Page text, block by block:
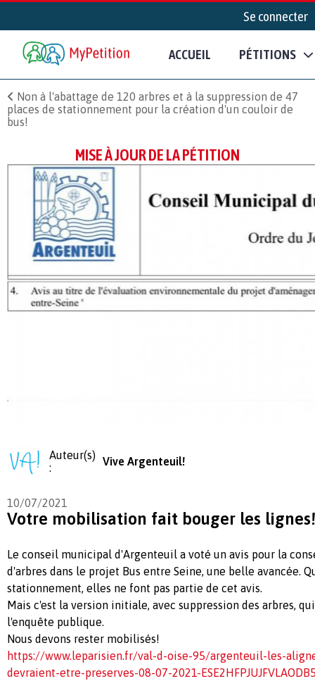
Se connecter
ACCUEIL PÉTITIONS
Non à l'abattage de 120 arbres et à la suppression de 47
places de stationnement pour la création d'un couloir de
bus!
MISE À JOUR DE LA PÉTITION
Auteur(s)
:
Vive Argenteuil!
10/07/2021
Votre mobilisation fait bouger les lignes!
Le conseil municipal d'Argenteuil a voté un avis pour la
d'arbres dans le projet Bus entre Seine, une belle avancée.
stationnement, elles ne font pas partie de cet avis.
Mais c'est la version initiale, avec suppression des arbres,
l'enquête publique.
Nous devons rester mobilisés!
https://www.leparisien.fr/val-d-oise-95/argenteuil-les-
devraient-etre-preserves-08-07-2021-